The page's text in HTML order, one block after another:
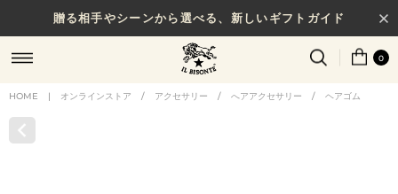
贈る相手やシーンから選べる、新しいギフトガイド
0
HOME | オンラインストア / アクセサリー / へアアクセサリー / ヘアゴム